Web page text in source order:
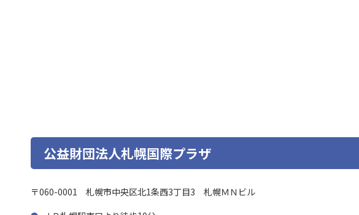
公益財団法人札幌国際プラザ
〒060-0001 札幌市中央区北1条西3丁目3 札幌ＭＮビル